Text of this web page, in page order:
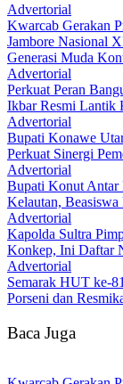
Advertorial
‎Kwarcab Gerakan
Jambore Nasional
Generasi Muda
Advertorial
‎Perkuat Peran
Ikbar Resmi Lantik
Advertorial
Bupati Konawe
Perkuat Sinergi
Advertorial
Bupati Konut Antar
Kelautan,
Advertorial
‎Kapolda Sultra
Konkep, Ini Daftar
Advertorial
Semarak HUT ke-
Porseni dan
Baca Juga